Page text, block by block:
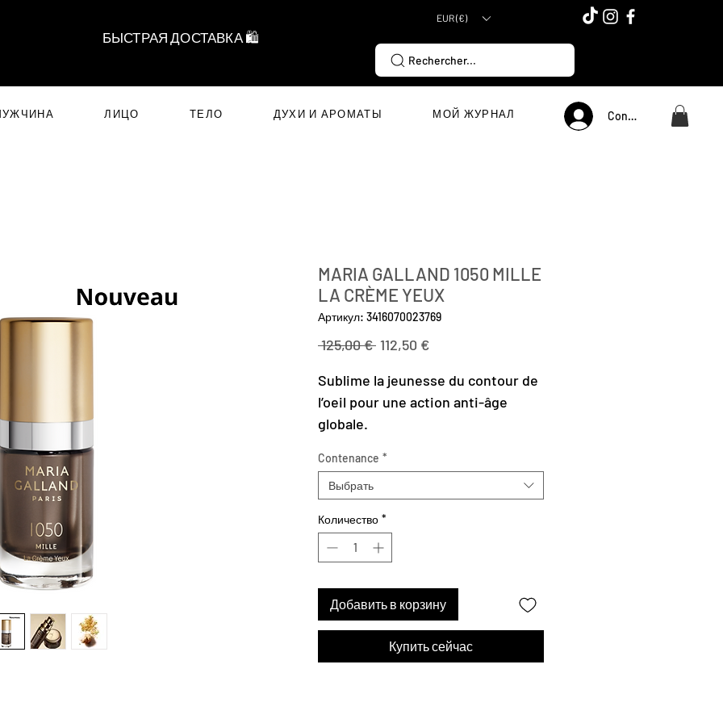
БЫСТРАЯ ДОСТАВКА 🛍️
EUR (€)
Rechercher...
ЛИЦО ТЕЛО ДУХИ И АРОМАТЫ МОЙ ЖУРНАЛ Connexion
MARIA GALLAND 1050 MILLE
LA CRÈME YEUX
Артикул: 3416070023769
125,00 € Обычная
112,50 €Спеццена
Sublime la jeunesse du contour de
l’oeil pour une action anti-âge
globale.
Contenance *
Выбрать
Количество *
Добавить в корзину
Купить сейчас